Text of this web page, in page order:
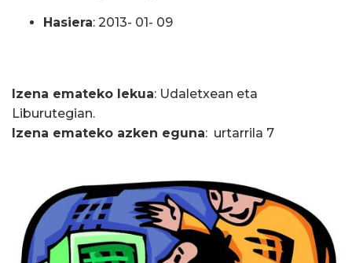
Hasiera: 2013- 01- 09
Izena emateko lekua: Udaletxean eta
Liburutegian.
Izena emateko azken eguna: urtarrila 7